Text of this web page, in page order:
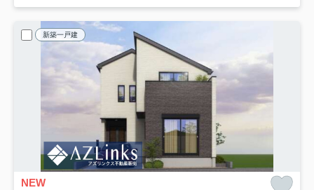
新築一戸建
NEW